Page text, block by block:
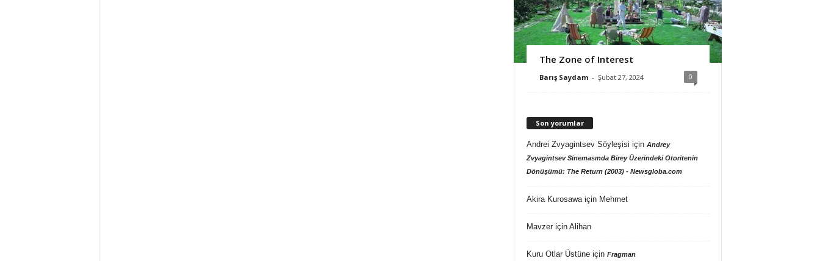
The Zone of Interest
Barış Saydam - Şubat 27, 2024 0
Son yorumlar
Andrei Zvyagintsev Söyleşisi için Andrey
Zvyagintsev Sinemasında Birey Üzerindeki Otoritenin
Dönüşümü: The Return (2003) - Newsgloba.com
Akira Kurosawaiçin Mehmet
Mavzeriçin Alihan
Kuru Otlar Üstüneiçin Fragman